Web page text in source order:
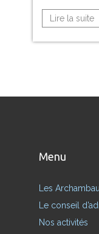
Lire la suite
Menu
Les
Le conseil
Nos activités